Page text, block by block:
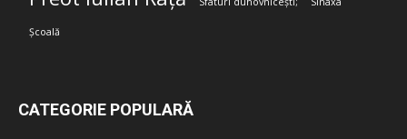
Școală
CATEGORIE POPULARĂ